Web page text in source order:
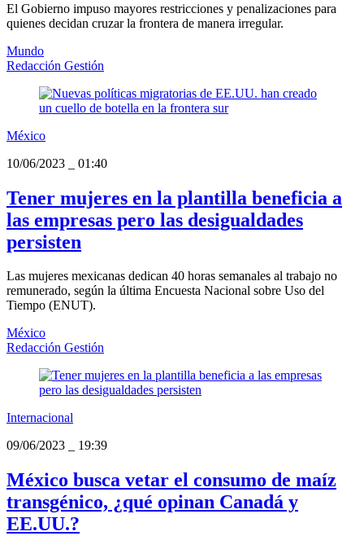
El Gobierno impuso mayores restricciones y penalizaciones para
quienes decidan cruzar la frontera de manera irregular.
Mundo
Redacción Gestión
México
10/06/2023
01:40
Tener mujeres en la plantilla beneficia a
las empresas pero las desigualdades
persisten
Las mujeres mexicanas dedican 40 horas semanales al trabajo no
remunerado, según la última Encuesta Nacional sobre Uso del
Tiempo (ENUT).
México
Redacción Gestión
Internacional
09/06/2023
19:39
México busca vetar el consumo de maíz
transgénico, ¿qué opinan Canadá y
EE.UU.?